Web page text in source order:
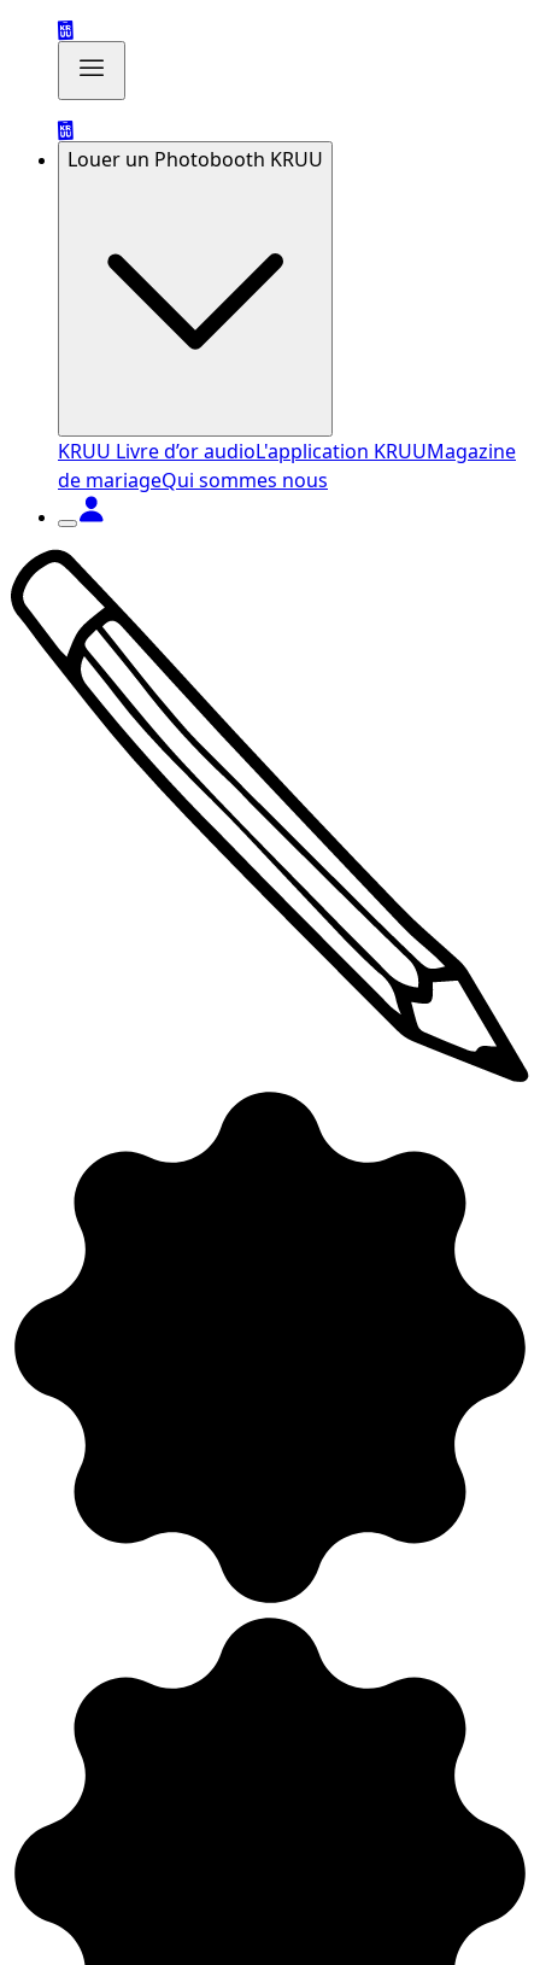
Louer un Photobooth KRUU
KRUU Livre d’or audioL'application KRUUMagazine
de mariageQui sommes nous